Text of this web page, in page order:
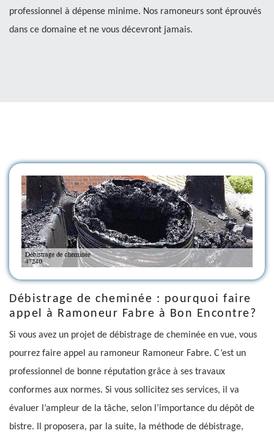
professionnel à dépense minime. Nos ramoneurs sont éprouvés
dans ce domaine et ne vous décevront jamais.
Débistrage de cheminée : pourquoi faire
appel à Ramoneur Fabre à Bon Encontre?
Si vous avez un projet de débistrage de cheminée en vue, vous
pourrez faire appel au ramoneur Ramoneur Fabre. C’est un
professionnel de bonne réputation grâce à ses travaux
conformes aux normes. Si vous sollicitez ses services, il va
évaluer l’ampleur de la tâche, selon l’importance du dépôt de
bistre. Il proposera, par la suite, la méthode de débistrage,